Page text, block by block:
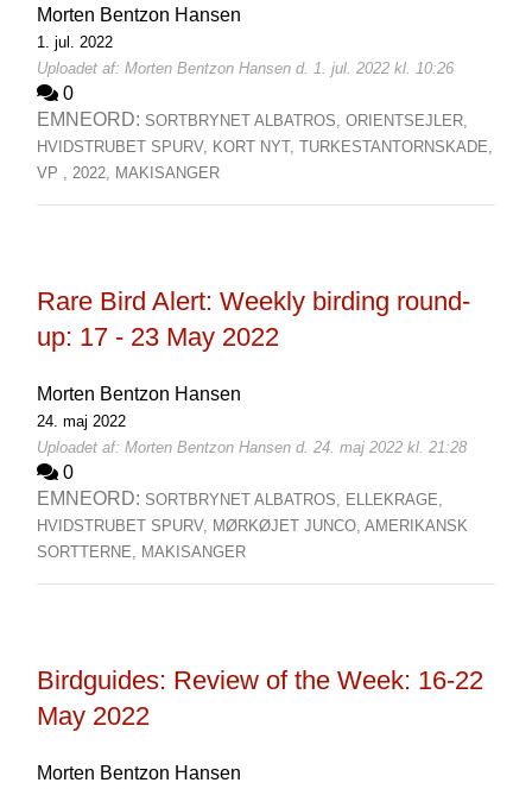
Morten Bentzon Hansen
1. jul. 2022
Uploadet af: Morten Bentzon Hansen d. 1. jul. 2022 kl. 10:26
0
EMNEORD: SORTBRYNET ALBATROS, ORIENTSEJLER,
HVIDSTRUBET SPURV, KORT NYT, TURKESTANTORNSKADE,
VP , 2022, MAKISANGER
Rare Bird Alert: Weekly birding round-
up: 17 - 23 May 2022
Morten Bentzon Hansen
24. maj 2022
Uploadet af: Morten Bentzon Hansen d. 24. maj 2022 kl. 21:28
0
EMNEORD: SORTBRYNET ALBATROS, ELLEKRAGE,
HVIDSTRUBET SPURV, MØRKØJET JUNCO, AMERIKANSK
SORTTERNE, MAKISANGER
Birdguides: Review of the Week: 16-22
May 2022
Morten Bentzon Hansen